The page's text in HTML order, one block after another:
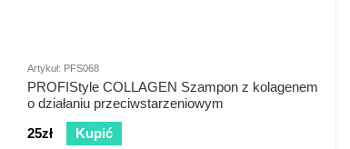
Artykuł: PFS068
PROFIStyle COLLAGEN Szampon z kolagenem
o działaniu przeciwstarzeniowym
25zł
Kupić